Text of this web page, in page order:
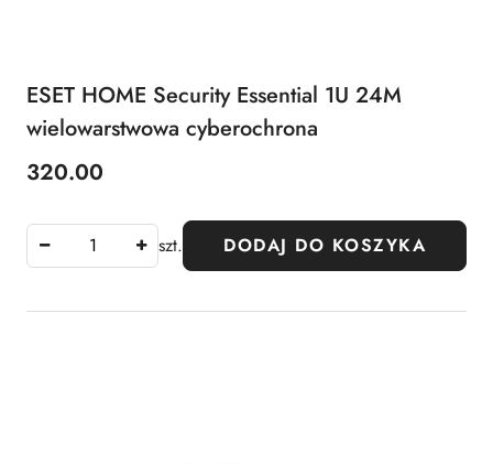
ESET HOME Security Essential 1U 24M
wielowarstwowa cyberochrona
Cena:
320.00
szt. DODAJ DO KOSZYKA